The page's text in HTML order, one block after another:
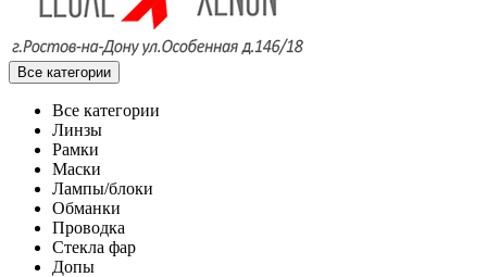
Все категории
Все категории
Линзы
Рамки
Маски
Лампы/блоки
Обманки
Проводка
Стекла фар
Допы